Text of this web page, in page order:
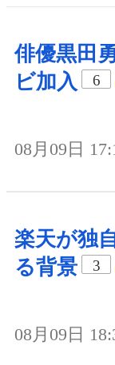
俳優黒田
ビ加入
6
08月09日
楽天が独
る背景
3
08月09日